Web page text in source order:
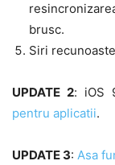
brusc.
Siri
UPDATE 2: iOS
pentru aplicatii.
UPDATE 3: Asa